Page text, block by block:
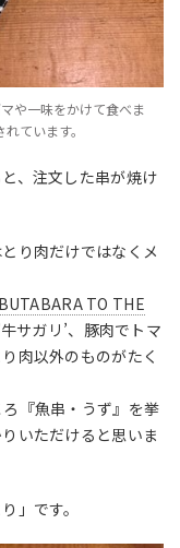
や一味をかけて食べま
ています。
、注文した串が焼け
り肉だけではなくメ
BUTABARA TO THE
サガリ’、豚肉でトマ
肉以外のものがたく
『魚串・うず』を挙
いただけると思いま
」です。